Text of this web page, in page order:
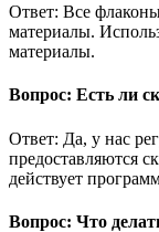
Ответ: Все
материалы.
материалы.
Вопрос: Есть ли
Ответ: Да, у нас
предоставляются
действует
Вопрос: Что